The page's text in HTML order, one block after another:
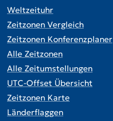
Weltzeituhr
Zeitzonen Vergleich
Zeitzonen Konferenzplaner
Alle Zeitzonen
Alle Zeitumstellungen
UTC-Offset Übersicht
Zeitzonen Karte
Länderflaggen